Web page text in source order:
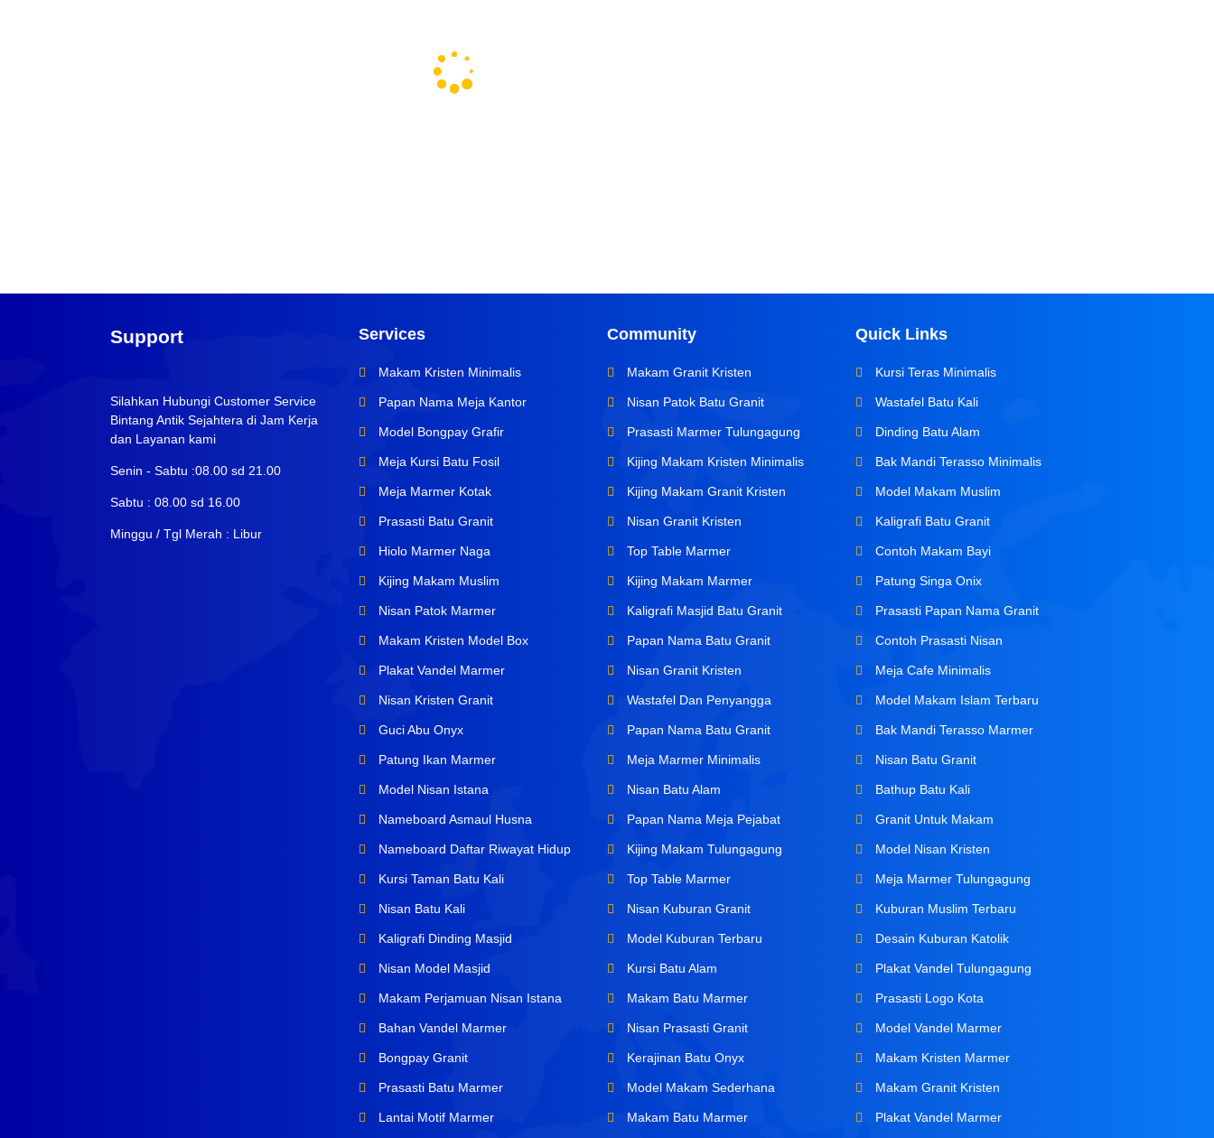
Support
Silahkan Hubungi Customer Service
Bintang Antik Sejahtera di Jam Kerja
dan Layanan kami
Senin - Sabtu :08.00 sd 21.00
Sabtu : 08.00 sd 16.00
Minggu / Tgl Merah : Libur
Services
Makam Kristen Minimalis
Papan Nama Meja Kantor
Model Bongpay Grafir
Meja Kursi Batu Fosil
Meja Marmer Kotak
Prasasti Batu Granit
Hiolo Marmer Naga
Kijing Makam Muslim
Nisan Patok Marmer
Makam Kristen Model Box
Plakat Vandel Marmer
Nisan Kristen Granit
Guci Abu Onyx
Patung Ikan Marmer
Model Nisan Istana
Nameboard Asmaul Husna
Nameboard Daftar Riwayat Hidup
Kursi Taman Batu Kali
Nisan Batu Kali
Kaligrafi Dinding Masjid
Nisan Model Masjid
Makam Perjamuan Nisan Istana
Bahan Vandel Marmer
Bongpay Granit
Prasasti Batu Marmer
Lantai Motif Marmer
Community
Makam Granit Kristen
Nisan Patok Batu Granit
Prasasti Marmer Tulungagung
Kijing Makam Kristen Minimalis
Kijing Makam Granit Kristen
Nisan Granit Kristen
Top Table Marmer
Kijing Makam Marmer
Kaligrafi Masjid Batu Granit
Papan Nama Batu Granit
Nisan Granit Kristen
Wastafel Dan Penyangga
Papan Nama Batu Granit
Meja Marmer Minimalis
Nisan Batu Alam
Papan Nama Meja Pejabat
Kijing Makam Tulungagung
Top Table Marmer
Nisan Kuburan Granit
Model Kuburan Terbaru
Kursi Batu Alam
Makam Batu Marmer
Nisan Prasasti Granit
Kerajinan Batu Onyx
Model Makam Sederhana
Makam Batu Marmer
Quick Links
Kursi Teras Minimalis
Wastafel Batu Kali
Dinding Batu Alam
Bak Mandi Terasso Minimalis
Model Makam Muslim
Kaligrafi Batu Granit
Contoh Makam Bayi
Patung Singa Onix
Prasasti Papan Nama Granit
Contoh Prasasti Nisan
Meja Cafe Minimalis
Model Makam Islam Terbaru
Bak Mandi Terasso Marmer
Nisan Batu Granit
Bathup Batu Kali
Granit Untuk Makam
Model Nisan Kristen
Meja Marmer Tulungagung
Kuburan Muslim Terbaru
Desain Kuburan Katolik
Plakat Vandel Tulungagung
Prasasti Logo Kota
Model Vandel Marmer
Makam Kristen Marmer
Makam Granit Kristen
Plakat Vandel Marmer